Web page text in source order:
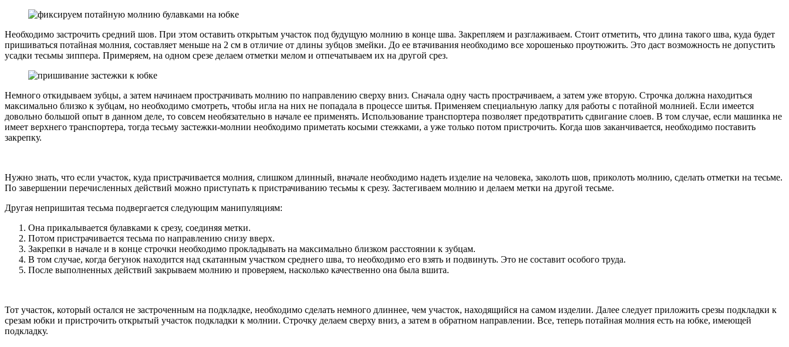
Необходимо застрочить средний шов. При этом оставить открытым участок под будущую молнию в конце шва. Закрепляем и разглаживаем. Стоит отметить, что длина такого шва, куда будет
пришиваться потайная молния, составляет меньше на 2 см в отличие от длины зубцов змейки. До ее втачивания необходимо все хорошенько проутюжить. Это даст возможность не допустить
усадки тесьмы зиппера. Примеряем, на одном срезе делаем отметки мелом и отпечатываем их на другой срез.
Немного откидываем зубцы, а затем начинаем прострачивать молнию по направлению сверху вниз. Сначала одну часть прострачиваем, а затем уже вторую. Строчка должна находиться
максимально близко к зубцам, но необходимо смотреть, чтобы игла на них не попадала в процессе шитья. Применяем специальную лапку для работы с потайной молнией. Если имеется
довольно большой опыт в данном деле, то совсем необязательно в начале ее применять. Использование транспортера позволяет предотвратить сдвигание слоев. В том случае, если машинка не
имеет верхнего транспортера, тогда тесьму застежки-молнии необходимо приметать косыми стежками, а уже только потом пристрочить. Когда шов заканчивается, необходимо поставить
закрепку.
Нужно знать, что если участок, куда пристрачивается молния, слишком длинный, вначале необходимо надеть изделие на человека, заколоть шов, приколоть молнию, сделать отметки на тесьме.
По завершении перечисленных действий можно приступать к пристрачиванию тесьмы к срезу. Застегиваем молнию и делаем метки на другой тесьме.
Другая непришитая тесьма подвергается следующим манипуляциям:
Она прикалывается булавками к срезу, соединяя метки.
Потом пристрачивается тесьма по направлению снизу вверх.
Закрепки в начале и в конце строчки необходимо прокладывать на максимально близком расстоянии к зубцам.
В том случае, когда бегунок находится над скатанным участком среднего шва, то необходимо его взять и подвинуть. Это не составит особого труда.
После выполненных действий закрываем молнию и проверяем, насколько качественно она была вшита.
Тот участок, который остался не застроченным на подкладке, необходимо сделать немного длиннее, чем участок, находящийся на самом изделии. Далее следует приложить срезы подкладки к
срезам юбки и пристрочить открытый участок подкладки к молнии. Строчку делаем сверху вниз, а затем в обратном направлении. Все, теперь потайная молния есть на юбке, имеющей
подкладку.